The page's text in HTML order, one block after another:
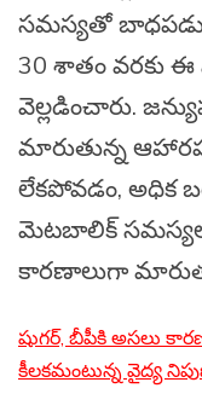
సమస్యతో
30 శాతం వరకు
వెల్లడించారు.
మారుతున్న
లేకపోవడం, అధిక
మెటబాలిక్
కారణాలుగా
షుగర్, బీపీకి అసలు
కీలకమంటున్న వైద్య